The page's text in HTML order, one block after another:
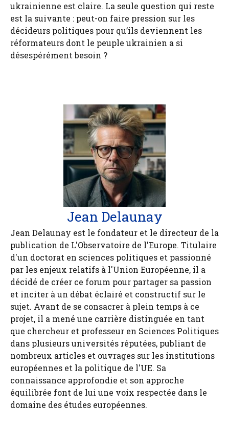
ukrainienne est claire. La seule question qui reste
est la suivante : peut-on faire pression sur les
décideurs politiques pour qu’ils deviennent les
réformateurs dont le peuple ukrainien a si
désespérément besoin ?
Jean Delaunay
Jean Delaunay est le fondateur et le directeur de la
publication de L'Observatoire de l'Europe. Titulaire
d'un doctorat en sciences politiques et passionné
par les enjeux relatifs à l'Union Européenne, il a
décidé de créer ce forum pour partager sa passion
et inciter à un débat éclairé et constructif sur le
sujet. Avant de se consacrer à plein temps à ce
projet, il a mené une carrière distinguée en tant
que chercheur et professeur en Sciences Politiques
dans plusieurs universités réputées, publiant de
nombreux articles et ouvrages sur les institutions
européennes et la politique de l'UE. Sa
connaissance approfondie et son approche
équilibrée font de lui une voix respectée dans le
domaine des études européennes.